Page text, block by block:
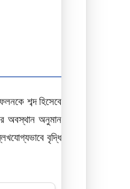
শব্দ হিসেবে
অবস্থান অনুমান
বৃদ্ধি